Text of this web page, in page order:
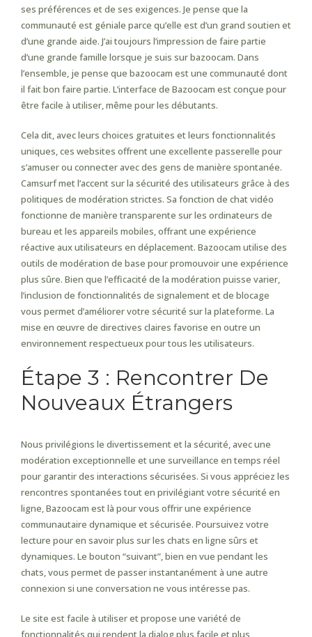
ses préférences et de ses exigences. Je pense que la
communauté est géniale parce qu’elle est d’un grand soutien et
d’une grande aide. J’ai toujours l’impression de faire partie
d’une grande famille lorsque je suis sur bazoocam. Dans
l’ensemble, je pense que bazoocam est une communauté dont
il fait bon faire partie. L’interface de Bazoocam est conçue pour
être facile à utiliser, même pour les débutants.
Cela dit, avec leurs choices gratuites et leurs fonctionnalités
uniques, ces websites offrent une excellente passerelle pour
s’amuser ou connecter avec des gens de manière spontanée.
Camsurf met l’accent sur la sécurité des utilisateurs grâce à des
politiques de modération strictes. Sa fonction de chat vidéo
fonctionne de manière transparente sur les ordinateurs de
bureau et les appareils mobiles, offrant une expérience
réactive aux utilisateurs en déplacement. Bazoocam utilise des
outils de modération de base pour promouvoir une expérience
plus sûre. Bien que l’efficacité de la modération puisse varier,
l’inclusion de fonctionnalités de signalement et de blocage
vous permet d’améliorer votre sécurité sur la plateforme. La
mise en œuvre de directives claires favorise en outre un
environnement respectueux pour tous les utilisateurs.
Étape 3 : Rencontrer De
Nouveaux Étrangers
Nous privilégions le divertissement et la sécurité, avec une
modération exceptionnelle et une surveillance en temps réel
pour garantir des interactions sécurisées. Si vous appréciez les
rencontres spontanées tout en privilégiant votre sécurité en
ligne, Bazoocam est là pour vous offrir une expérience
communautaire dynamique et sécurisée. Poursuivez votre
lecture pour en savoir plus sur les chats en ligne sûrs et
dynamiques. Le bouton “suivant”, bien en vue pendant les
chats, vous permet de passer instantanément à une autre
connexion si une conversation ne vous intéresse pas.
Le site est facile à utiliser et propose une variété de
fonctionnalités qui rendent la dialog plus facile et plus